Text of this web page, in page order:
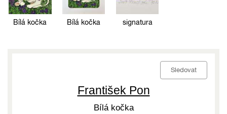
Bílá kočka Bílá kočka signatura
Sledovat
František Pon
Bílá kočka